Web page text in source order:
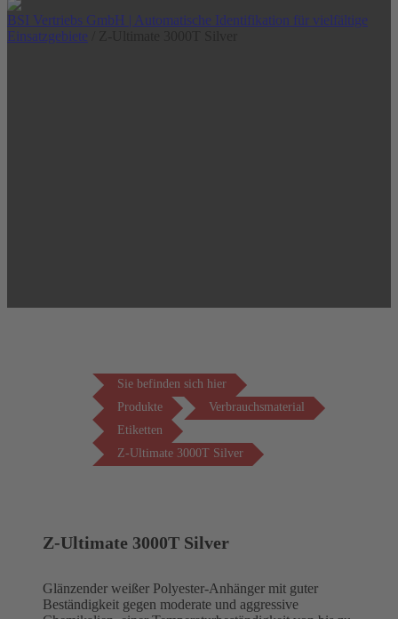
BSI Vertriebs GmbH | Automatische Identifikation für vielfältige
Einsatzgebiete
Sie befinden sich hier
Produkte
Verbrauchsmaterial
Etiketten
Z-Ultimate 3000T Silver
Z-Ultimate 3000T Silver
Glänzender weißer Polyester-Anhänger mit guter
Beständigkeit gegen moderate und aggressive